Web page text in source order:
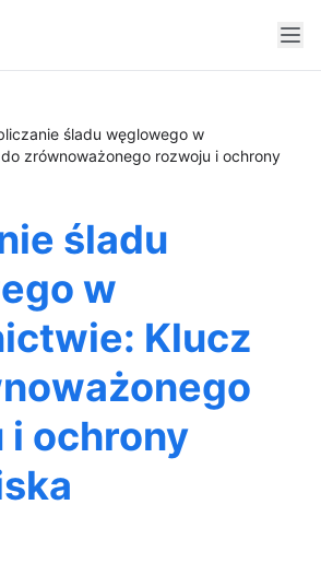
śladu węglowego w
zrównoważonego rozwoju i ochrony
śladu
w
Klucz
i ochrony